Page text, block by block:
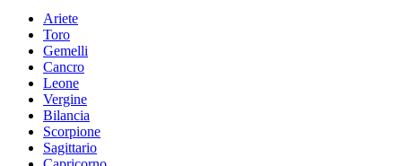
Ariete
Toro
Gemelli
Cancro
Leone
Vergine
Bilancia
Scorpione
Sagittario